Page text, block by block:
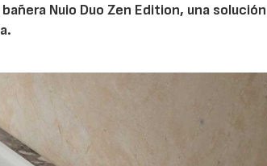
Nuio Duo Zen Edition, una